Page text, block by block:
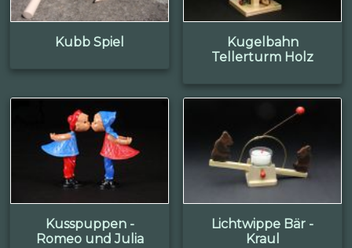
Kubb Spiel
Kugelbahn
Tellerturm Holz
Kusspuppen -
Romeo und Julia
Lichtwippe Bär -
Kraul